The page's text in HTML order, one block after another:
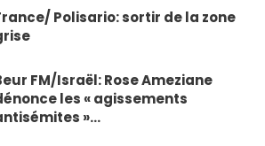
Polisario: sortir de la zone
FM/Israël: Rose Ameziane
les « agissements
»…